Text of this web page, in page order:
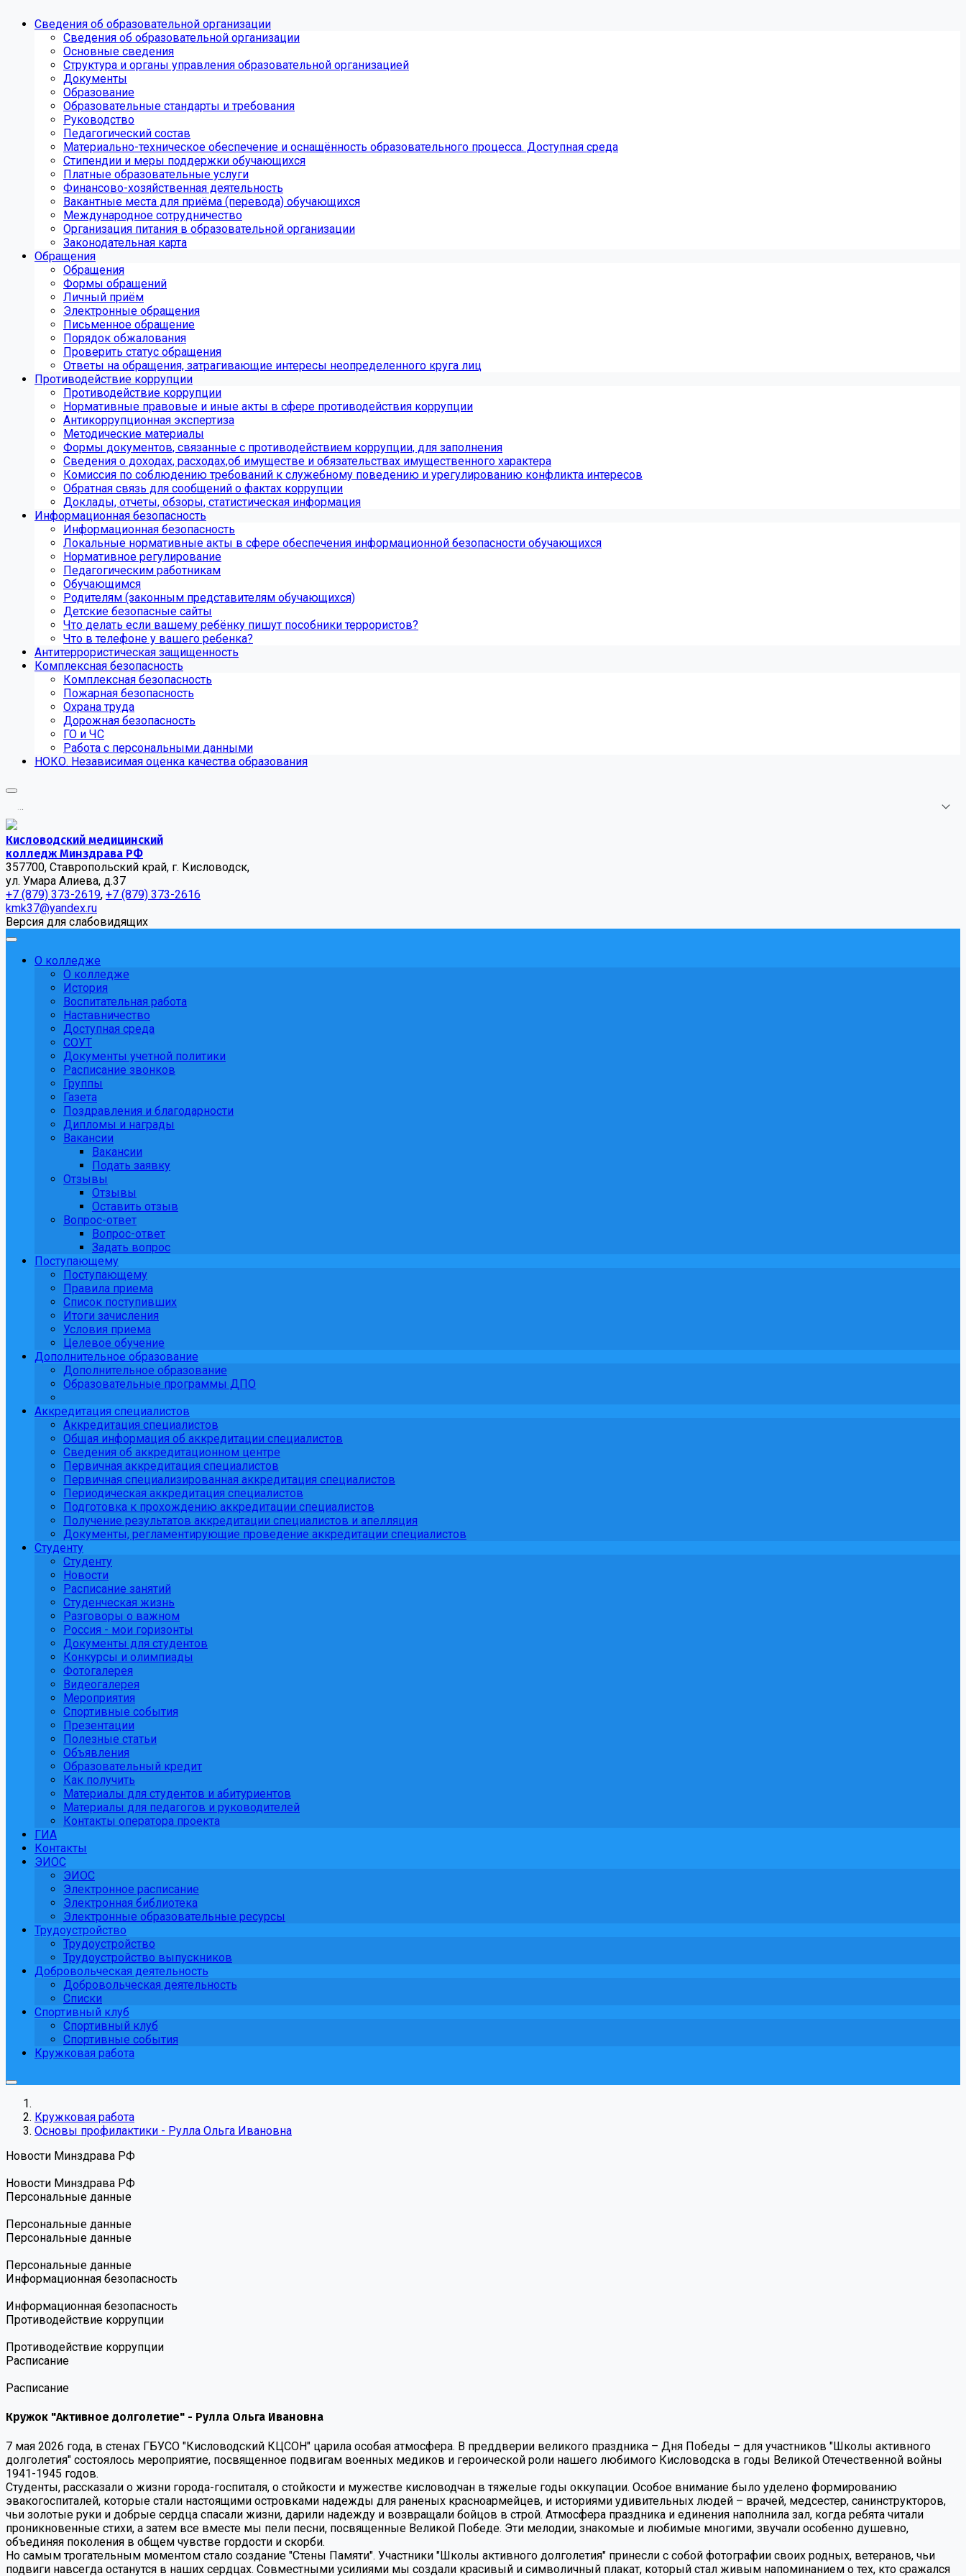
Сведения об образовательной организации
Сведения об образовательной организации
Основные сведения
Структура и органы управления образовательной организацией
Документы
Образование
Образовательные стандарты и требования
Руководство
Педагогический состав
Материально-техническое обеспечение и оснащённость образовательного процесса. Доступная среда
Стипендии и меры поддержки обучающихся
Платные образовательные услуги
Финансово-хозяйственная деятельность
Вакантные места для приёма (перевода) обучающихся
Международное сотрудничество
Организация питания в образовательной организации
Законодательная карта
Обращения
Обращения
Формы обращений
Личный приём
Электронные обращения
Письменное обращение
Порядок обжалования
Проверить статус обращения
Ответы на обращения, затрагивающие интересы неопределенного круга лиц
Противодействие коррупции
Противодействие коррупции
Нормативные правовые и иные акты в сфере противодействия коррупции
Антикоррупционная экспертиза
Методические материалы
Формы документов, связанные с противодействием коррупции, для заполнения
Сведения о доходах, расходах,об имуществе и обязательствах имущественного характера
Комиссия по соблюдению требований к служебному поведению и урегулированию конфликта интересов
Обратная связь для сообщений о фактах коррупции
Доклады, отчеты, обзоры, статистическая информация
Информационная безопасность
Информационная безопасность
Локальные нормативные акты в сфере обеспечения информационной безопасности обучающихся
Нормативное регулирование
Педагогическим работникам
Обучающимся
Родителям (законным представителям обучающихся)
Детские безопасные сайты
Что делать если вашему ребёнку пишут пособники террористов?
Что в телефоне у вашего ребенка?
Антитеррористическая защищенность
Комплексная безопасность
Комплексная безопасность
Пожарная безопасность
Охрана труда
Дорожная безопасность
ГО и ЧС
Работа с персональными данными
НОКО. Независимая оценка качества образования
...
Кисловодский медицинский
колледж Минздрава РФ
357700, Ставропольский край, г. Кисловодск,
ул. Умара Алиева, д.37
+7 (879) 373-2619, +7 (879) 373-2616
kmk37@yandex.ru
Версия для слабовидящих
О колледже
О колледже
История
Воспитательная работа
Наставничество
Доступная среда
СОУТ
Документы учетной политики
Расписание звонков
Группы
Газета
Поздравления и благодарности
Дипломы и награды
Вакансии
Вакансии
Подать заявку
Отзывы
Отзывы
Оставить отзыв
Вопрос-ответ
Вопрос-ответ
Задать вопрос
Поступающему
Поступающему
Правила приема
Список поступивших
Итоги зачисления
Условия приема
Целевое обучение
Дополнительное образование
Дополнительное образование
Образовательные программы ДПО
Аккредитация специалистов
Аккредитация специалистов
Общая информация об аккредитации специалистов
Сведения об аккредитационном центре
Первичная аккредитация специалистов
Первичная специализированная аккредитация специалистов
Периодическая аккредитация специалистов
Подготовка к прохождению аккредитации специалистов
Получение результатов аккредитации специалистов и апелляция
Документы, регламентирующие проведение аккредитации специалистов
Студенту
Студенту
Новости
Расписание занятий
Студенческая жизнь
Разговоры о важном
Россия - мои горизонты
Документы для студентов
Конкурсы и олимпиады
Фотогалерея
Видеогалерея
Мероприятия
Спортивные события
Презентации
Полезные статьи
Объявления
Образовательный кредит
Как получить
Материалы для студентов и абитуриентов
Материалы для педагогов и руководителей
Контакты оператора проекта
ГИА
Контакты
ЭИОС
ЭИОС
Электронное расписание
Электронная библиотека
Электронные образовательные ресурсы
Трудоустройство
Трудоустройство
Трудоустройство выпускников
Добровольческая деятельность
Добровольческая деятельность
Списки
Спортивный клуб
Спортивный клуб
Спортивные события
Кружковая работа
Кружковая работа
Основы профилактики - Рулла Ольга Ивановна
Новости Минздрава РФ
Новости Минздрава РФ
Персональные данные
Персональные данные
Персональные данные
Персональные данные
Информационная безопасность
Информационная безопасность
Противодействие коррупции
Противодействие коррупции
Расписание
Расписание
Кружок "Активное долголетие" - Рулла Ольга Ивановна
7 мая 2026 года, в стенах ГБУСО "Кисловодский КЦСОН" царила особая атмосфера. В преддверии великого праздника – Дня Победы – для участников "Школы активного
долголетия" состоялось мероприятие, посвященное подвигам военных медиков и героической роли нашего любимого Кисловодска в годы Великой Отечественной войны
1941-1945 годов.
Студенты, рассказали о жизни города-госпиталя, о стойкости и мужестве кисловодчан в тяжелые годы оккупации. Особое внимание было уделено формированию
эвакогоспиталей, которые стали настоящими островками надежды для раненых красноармейцев, и историями удивительных людей – врачей, медсестер, санинструкторов,
чьи золотые руки и добрые сердца спасали жизни, дарили надежду и возвращали бойцов в строй. Атмосфера праздника и единения наполнила зал, когда ребята читали
проникновенные стихи, а затем все вместе мы пели песни, посвященные Великой Победе. Эти мелодии, знакомые и любимые многими, звучали особенно душевно,
объединяя поколения в общем чувстве гордости и скорби.
Но самым трогательным моментом стало создание "Стены Памяти". Участники "Школы активного долголетия" принесли с собой фотографии своих родных, ветеранов, чьи
подвиги навсегда останутся в наших сердцах. Совместными усилиями мы создали красивый и символичный плакат, который стал живым напоминанием о тех, кто сражался